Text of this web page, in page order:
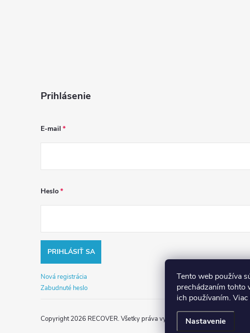
Tento web používa
prechádzaním tohto
ich používaním.
Nastavenie
Prihlásenie
E-mail
Heslo
PRIHLÁSIŤ SA
Nová registrácia
Zabudnuté heslo
Copyright 2026 RECOVER. Všetky práva vyhradené.